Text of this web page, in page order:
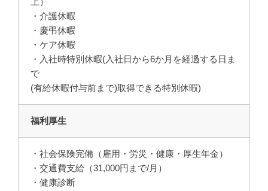
・介護休暇
・慶弔休暇
・ケア休暇
・入社時特別休暇(入社日から6か月を経過する日ま
で
(有給休暇付与前まで)取得できる特別休暇)
福利厚生
・社会保険完備（雇用・労災・健康・厚生年金）
・交通費支給（31,000円まで/月）
・健康診断